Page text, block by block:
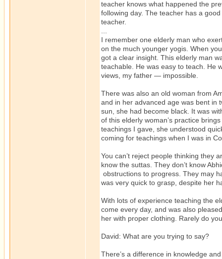
teacher knows what happened the
following day. The teacher has a
teacher.
I remember one elderly man who
on the much younger yogis. When
got a clear insight. This elderly man
teachable. He was easy to teach. He
views, my father ― impossible.
There was also an old woman from
and in her advanced age was bent in
sun, she had become black. It was
of this elderly woman’s practice
teachings I gave, she understood
coming for teachings when I was in
You can’t reject people thinking they
know the suttas. They don’t know
obstructions to progress. They may
was very quick to grasp, despite her
With lots of experience teaching the
come every day, and was also
her with proper clothing. Rarely do
David: What are you trying to say?
There’s a difference in knowledge